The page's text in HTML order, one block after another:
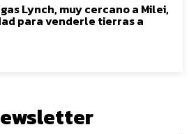
Lynch, muy cercano a Milei,
para venderle tierras a